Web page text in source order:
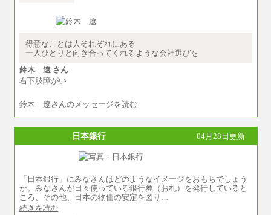
最終学歴に応じ、上記新卒給与（高卒の場合
などを考慮して算定した調整手当を加算した額
※試用期間中も給与に変更はございません
得意なことは人それぞれにある
一人ひとりと向き合ってくれるような会社選びを
鈴木 遼 さん
右下肢障がい
鈴木 遼さんのメッセージを読む
日本銀行 04月28日更新
「日本銀行」にみなさんはどのようなイメージをおもちでしょう
か。みなさんが日々使っている銀行券（お札）を発行していると
ころ、その他、日本の物価の安定を図り…
続きを読む